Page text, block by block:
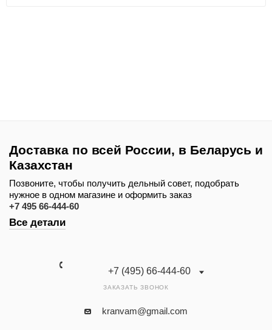
Доставка по всей России, в Беларусь и
Казахстан
Позвоните, чтобы получить дельный совет, подобрать
нужное в одном магазине и оформить заказ
+7 495 66-444-60
Все детали
+7 (495) 66-444-60
ЗАКАЗАТЬ ЗВОНОК
kranvam@gmail.com